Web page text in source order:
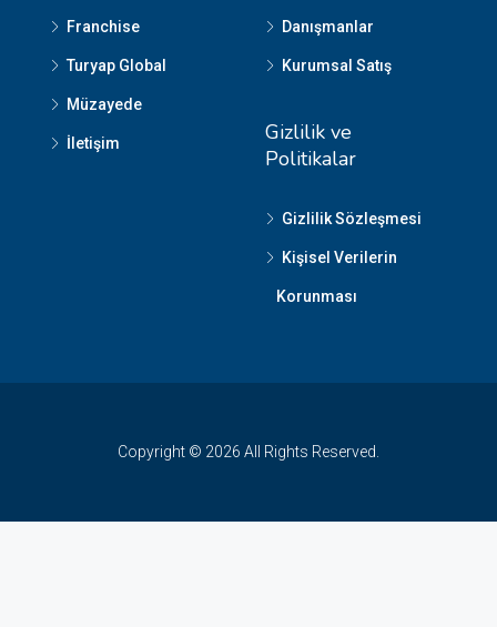
Franchise
Turyap Global
Müzayede
İletişim
Danışmanlar
Kurumsal Satış
Gizlilik ve
Politikalar
Gizlilik Sözleşmesi
Kişisel Verilerin
Korunması
Copyright © 2026 All Rights Reserved.